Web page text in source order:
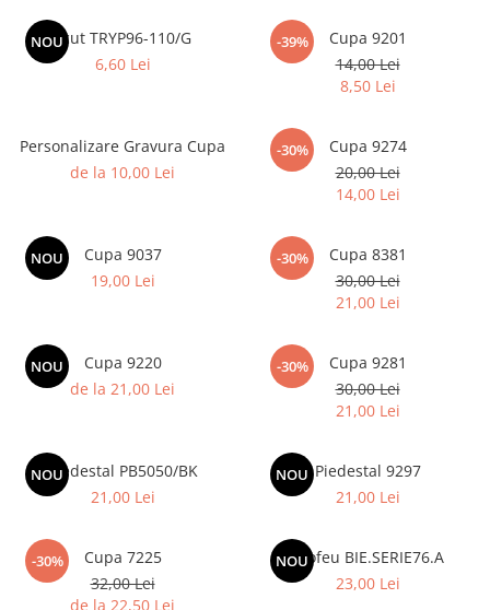
Ski
Tenis de camp
Alte ramuri sportive
NOUScut TRYP96-110/G
6,60 Lei
-39%
Cupa 9201
14,00 Lei
8,50 Lei
Personalizare Gravura Cupa
de la 10,00 Lei
-30%
Cupa 9274
20,00 Lei
14,00 Lei
NOU
Cupa 9037
19,00 Lei
-30%
Cupa 8381
30,00 Lei
21,00 Lei
NOU
Cupa 9220
de la 21,00 Lei
-30%
Cupa 9281
30,00 Lei
21,00 Lei
NOUPiedestal PB5050/BK
21,00 Lei
NOU Piedestal 9297
21,00 Lei
-30%
Cupa 7225
32,00 Lei
de la 22,50 Lei
NOUTrofeu BIE.SERIE76.A
23,00 Lei